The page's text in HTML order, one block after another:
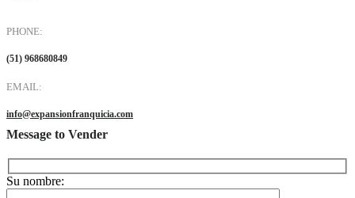
PHONE:
(51) 968680849
EMAIL:
info@expansionfranquicia.com
Message to Vender
Su nombre: